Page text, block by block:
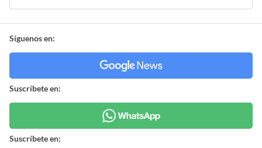
Síguenos en:
Suscríbete en:
Suscríbete en: